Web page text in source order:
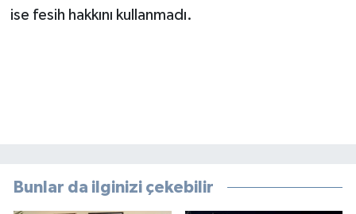
ise fesih hakkını kullanmadı.
Bunlar da ilginizi çekebilir